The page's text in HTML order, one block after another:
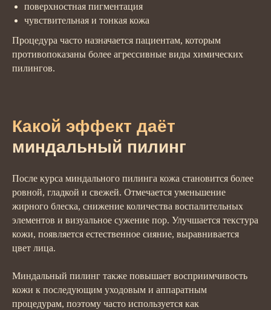
поверхностная пигментация
чувствительная и тонкая кожа
Процедура часто назначается пациентам, которым
противопоказаны более агрессивные виды химических
пилингов.
Какой эффект даёт
миндальный пилинг
После курса миндального пилинга кожа становится более
ровной, гладкой и свежей. Отмечается уменьшение
жирного блеска, снижение количества воспалительных
элементов и визуальное сужение пор. Улучшается текстура
кожи, появляется естественное сияние, выравнивается
цвет лица.
Миндальный пилинг также повышает восприимчивость
кожи к последующим уходовым и аппаратным
процедурам, поэтому часто используется как